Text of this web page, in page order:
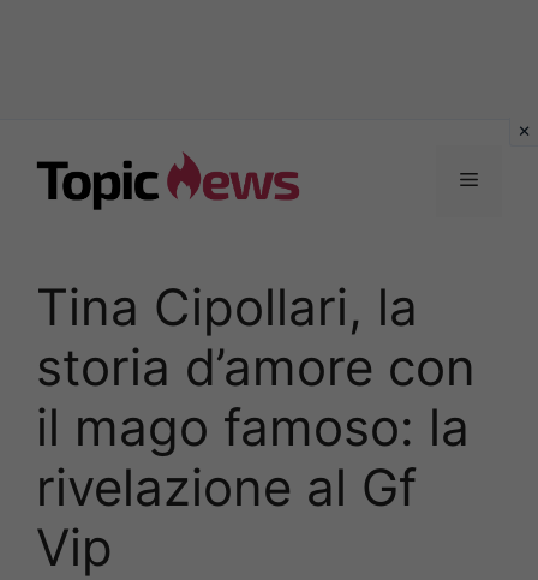
contenuto
Menu
Tina Cipollari, la
storia d’amore con
il mago famoso: la
rivelazione al Gf
Vip